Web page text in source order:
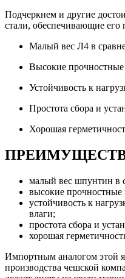
Подчеркнем и другие
стали, обеспечивающие его
Малый вес Л4 в
Высокие прочностные
Устойчивость к
Простота сбора и
Хорошая
малый вес шпунтин в
высокие прочностные
устойчивость к
влаги;
простота сбора и
хорошая
Импортным аналогом этой
производства чешской